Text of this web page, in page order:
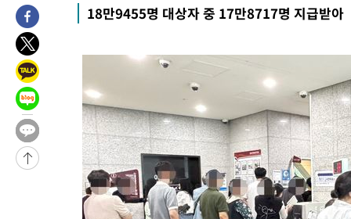
-2529초 전 >
[속보]원·달러 환율, 0.7원 내린 1423.8원 마감
-128초 전 >
47분 전 >
손흥민, 5경기 연속골 실패…LAFC는 승부차기 끝 과달라하라 격파
2시간 전 >
내일까지 39도 '펄펄'…기상청 "태풍 지나며 폭염 잠시 꺾인다"
-28299초 전 >
'월드컵 탈락 후폭풍' 축구협회…11시간 걸린 초유의 압수수
-27735초 전 >
[속보] 뉴욕증시, 혼조 출발…나스닥 0.3%↓, 다우 0.14%↑
-26528초 전 >
축구협회, 15년 전 심판 성 접대 파문에 "현재는 내부 지침 준
-25213초 전 >
경찰, '홍명보는 2순위' 결론냈던 스포츠윤리센터도 압수수색
[속보]합참 "北 발사체는 단거리탄도미사일…감시·경계태세
日방위성, 北이 동해로 쏜 발사체는 탄도미사일 가능성
18만9455명 대상자 중 17만8717명 지급받아